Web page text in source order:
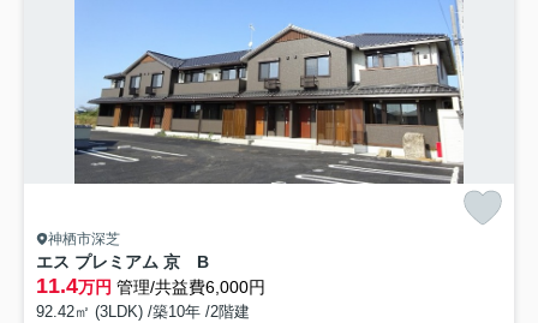
神栖市深芝
エス プレミアム 京 B
11.4万円 管理/共益費6,000円
92.42㎡ (3LDK) /築10年 /2階建